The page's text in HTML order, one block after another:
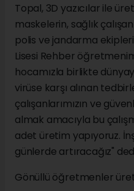
Topal, 3D yazıcılar ile
maskelerin, sağlık
polis ve jandarma
Lisesi Rehber
hocamızla birlikte
virüse karşı alınan
çalışanlarımızın ve
almak amacıyla bu
adet üretim yapıyoruz.
günlerde artıracağız"
Gönüllü öğretmenler